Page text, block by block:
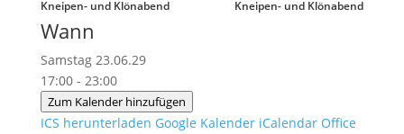
Kneipen- und Klönabend Kneipen- und Klönabend
Wann
Samstag 23.06.29
17:00 - 23:00
Zum Kalender hinzufügen
ICS herunterladen Google Kalender iCalendar Office